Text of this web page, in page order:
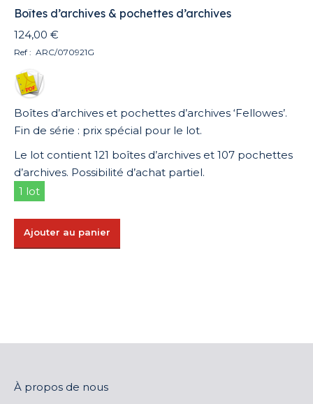
Boîtes d’archives & pochettes d’archives
124,00 €
Ref : ARC/070921G
Boîtes d’archives et pochettes d’archives ‘Fellowes’.
Fin de série : prix spécial pour le lot.
Le lot contient 121 boîtes d’archives et 107 pochettes
d’archives. Possibilité d’achat partiel.
1 lot
Ajouter au panier
À propos de nous